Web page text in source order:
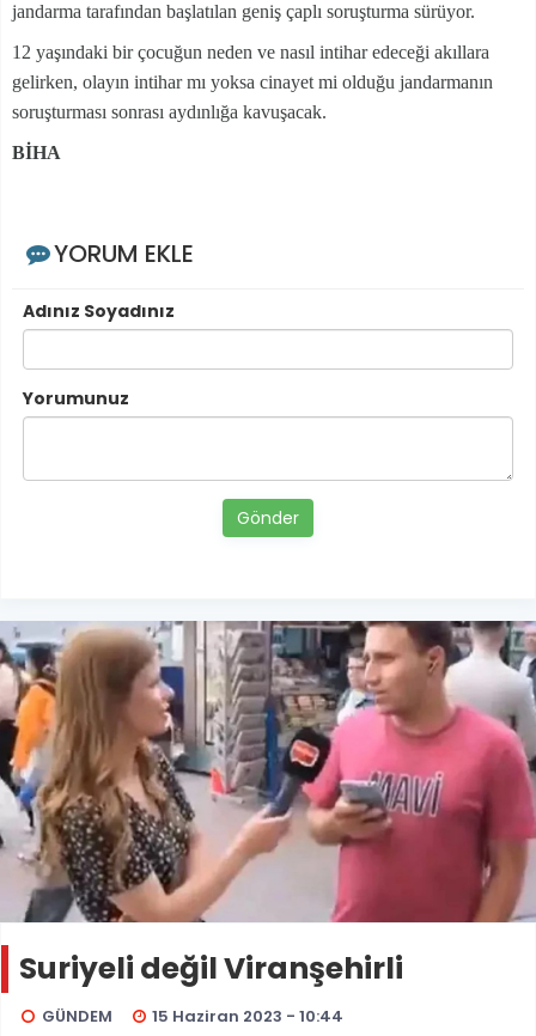
jandarma tarafından başlatılan geniş çaplı soruşturma sürüyor.
12 yaşındaki bir çocuğun neden ve nasıl intihar edeceği akıllara
gelirken, olayın intihar mı yoksa cinayet mi olduğu jandarmanın
soruşturması sonrası aydınlığa kavuşacak.
BİHA
YORUM EKLE
Adınız Soyadınız
Yorumunuz
Gönder
Suriyeli değil Viranşehirli
GÜNDEM 15 Haziran 2023 - 10:44